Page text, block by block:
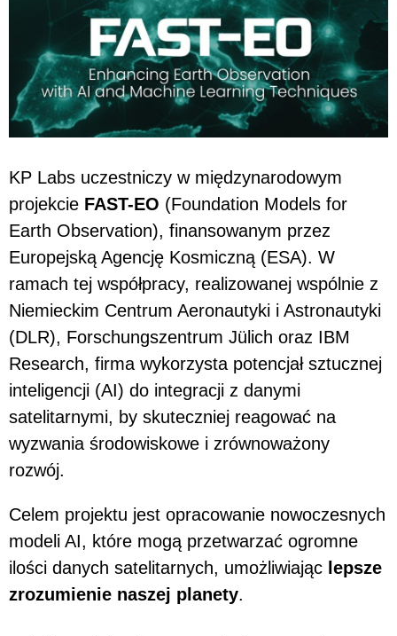
KP Labs uczestniczy w międzynarodowym
projekcie FAST-EO (Foundation Models for
Earth Observation), finansowanym przez
Europejską Agencję Kosmiczną (ESA). W
ramach tej współpracy, realizowanej wspólnie z
Niemieckim Centrum Aeronautyki i Astronautyki
(DLR), Forschungszentrum Jülich oraz IBM
Research, firma wykorzysta potencjał sztucznej
inteligencji (AI) do integracji z danymi
satelitarnymi, by skuteczniej reagować na
wyzwania środowiskowe i zrównoważony
rozwój.
Celem projektu jest opracowanie nowoczesnych
modeli AI, które mogą przetwarzać ogromne
ilości danych satelitarnych, umożliwiając lepsze
zrozumienie naszej planety.